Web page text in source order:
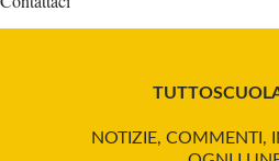
NOTIZIE, COMMENTI,